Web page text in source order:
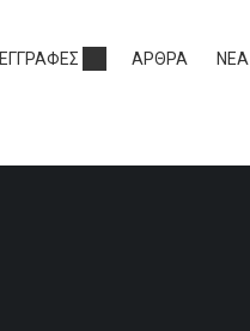
ΕΓΓΡΑΦΈΣ ΆΡΘΡΑ ΝΈΑ